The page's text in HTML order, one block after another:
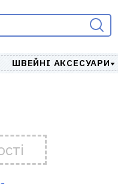
ШВЕЙНІ АКСЕСУАРИ